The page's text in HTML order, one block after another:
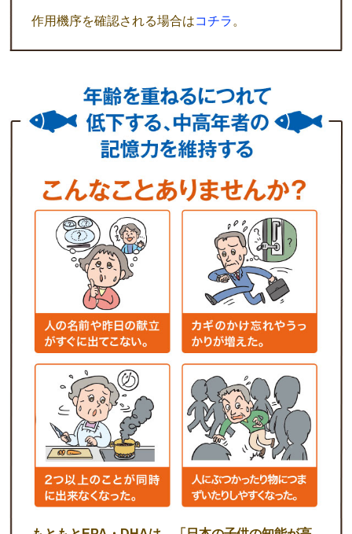
作用機序を確認される場合はコチラ 。